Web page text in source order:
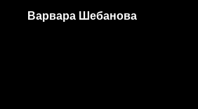
Варвара Шебанова